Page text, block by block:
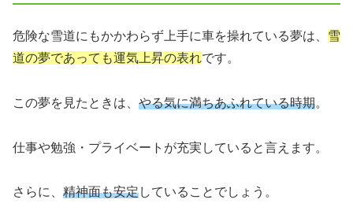
危険な雪道にもかかわらず上手に車を操れている夢は、 雪
道の夢であっても運気上昇の表れです。
この夢を見たときは、 やる気に満ちあふれている時期。
仕事や勉強・プライベートが充実していると言えます。
さらに、 精神面も安定していることでしょう。